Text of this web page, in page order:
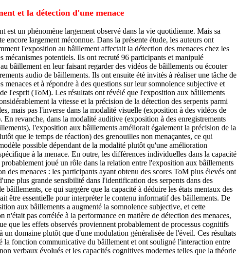
et la détection d'une menace
est un phénomène largement observé dans la vie quotidienne. Mais sa
encore largement méconnue. Dans la présente étude, les auteurs ont
l'exposition au bâillement affectait la détection des menaces chez les
mécanismes potentiels. Ils ont recruté 96 participants et manipulé
bâillement en leur faisant regarder des vidéos de bâillements ou écouter
audio de bâillements. Ils ont ensuite été invités à réaliser une tâche de
menaces et à répondre à des questions sur leur somnolence subjective et
l'esprit (ToM). Les résultats ont révélé que l'exposition aux bâillements
la vitesse et la précision de la détection des serpents parmi
mais pas l'inverse dans la modalité visuelle (exposition à des vidéos de
En revanche, dans la modalité auditive (exposition à des enregistrements
l'exposition aux bâillements améliorait également la précision de la
que le temps de réaction) des grenouilles non menaçantes, ce qui
possible dépendant de la modalité plutôt qu'une amélioration
à la menace. En outre, les différences individuelles dans la capacité
joué un rôle dans la relation entre l'exposition aux bâillements
des menaces : les participants ayant obtenu des scores ToM plus élevés ont
plus grande sensibilité dans l'identification des serpents dans des
bâillements, ce qui suggère que la capacité à déduire les états mentaux des
être essentielle pour interpréter le contenu informatif des bâillements. De
aux bâillements a augmenté la somnolence subjective, et cette
n'était pas corrélée à la performance en matière de détection des menaces,
que les effets observés proviennent probablement de processus cognitifs
un domaine plutôt que d'une modulation généralisée de l'éveil. Ces résultats
la fonction communicative du bâillement et ont souligné l'interaction entre
verbaux évolués et les capacités cognitives modernes telles que la théorie